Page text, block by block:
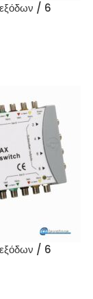
/ 6
/ 6